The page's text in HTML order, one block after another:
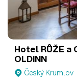
Hotel RŮŽE a
OLDINN
Český Krumlov